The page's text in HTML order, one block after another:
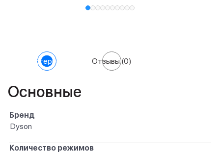
Характеристики Отзывы(0)
Основные
Бренд
Dyson
Количество режимов